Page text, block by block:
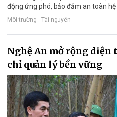
động ứng phó, bảo đảm an toàn
Môi trường - Tài nguyên
Nghệ An mở rộng diện
chỉ quản lý bền vững